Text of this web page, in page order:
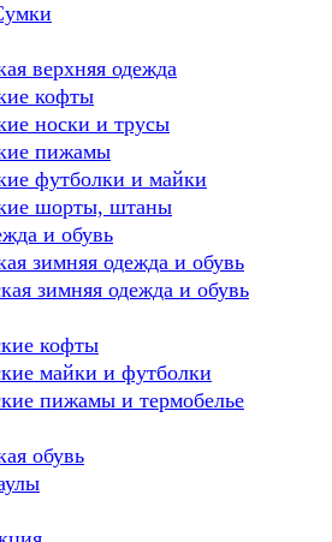
верхняя одежда
кофты
носки и трусы
пижамы
футболки и майки
шорты, штаны
и обувь
зимняя одежда и обувь
зимняя одежда и обувь
кофты
майки и футболки
пижамы и термобелье
обувь